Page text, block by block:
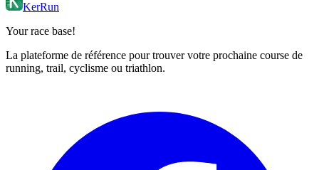
KerRun
Your race base!
La plateforme de référence pour trouver votre prochaine course de
running, trail, cyclisme ou triathlon.